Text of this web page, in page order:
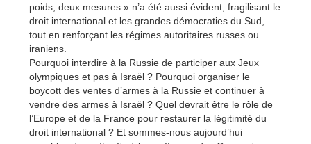
poids, deux mesures » n’a été aussi évident, fragilisant le
droit international et les grandes démocraties du Sud,
tout en renforçant les régimes autoritaires russes ou
iraniens.
Pourquoi interdire à la Russie de participer aux Jeux
olympiques et pas à Israël ? Pourquoi organiser le
boycott des ventes d’armes à la Russie et continuer à
vendre des armes à Israël ? Quel devrait être le rôle de
l’Europe et de la France pour restaurer la légitimité du
droit international ? Et sommes-nous aujourd’hui